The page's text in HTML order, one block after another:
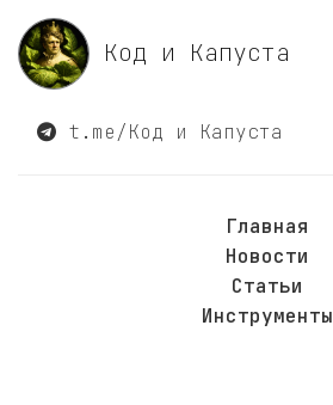
Код и Капуста
t.me/Код и Капуста
Главная
Новости
Статьи
Инструменты